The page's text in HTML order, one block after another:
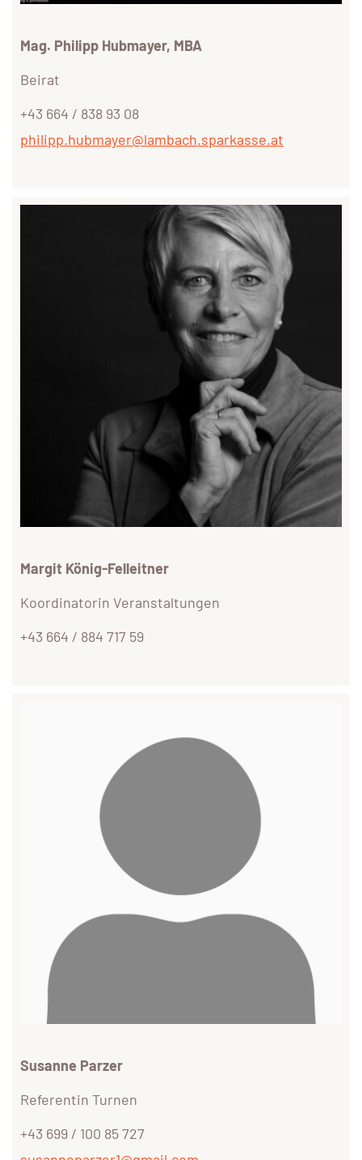
Mag. Philipp Hubmayer, MBA
Beirat
+43 664 / 838 93 08
philipp.hubmayer@lambach.sparkasse.at
Margit König-Felleitner
Koordinatorin Veranstaltungen
+43 664 / 884 717 59
Susanne Parzer
Referentin Turnen
+43 699 / 100 85 727